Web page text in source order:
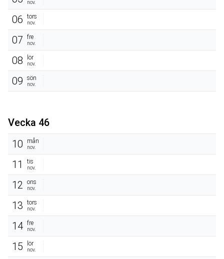
nov.
06 tors
nov.
07 fre
nov.
08 lör
nov.
09 sön
nov.
Vecka 46
10
mån
nov.
11 tis
nov.
12 ons
nov.
13 tors
nov.
14 fre
nov.
15 lör
nov.